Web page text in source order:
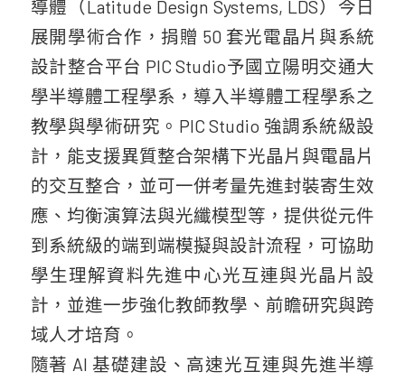
導體（Latitude Design Systems, LDS）今日
展開學術合作，捐贈 50 套光電晶片與系統
設計整合平台 PIC Studio予國立陽明交通大
學半導體工程學系，導入半導體工程學系之
教學與學術研究。PIC Studio 強調系統級設
計，能支援異質整合架構下光晶片與電晶片
的交互整合，並可一併考量先進封裝寄生效
應、均衡演算法與光纖模型等，提供從元件
到系統級的端到端模擬與設計流程，可協助
學生理解資料先進中心光互連與光晶片設
計，並進一步強化教師教學、前瞻研究與跨
域人才培育。
隨著 AI 基礎建設、高速光互連與先進半導